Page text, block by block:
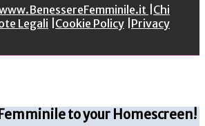
Chi
Legali Cookie Policy Privacy
to your Homescreen!